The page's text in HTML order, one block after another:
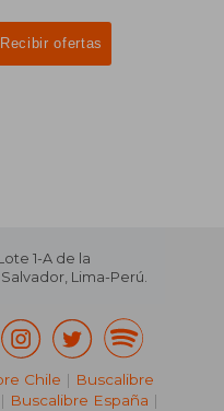
1-A de la
Lima-Perú.
Chile | Buscalibre
| Buscalibre España |